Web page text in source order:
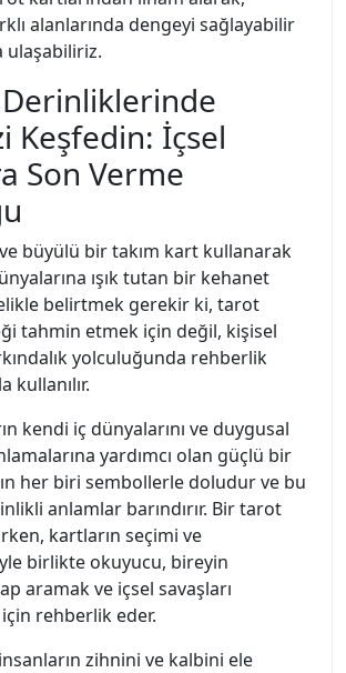
alanlarında dengeyi sağlayabilir
ulaşabiliriz.
Keşfedin: İçsel
Son Verme
büyülü bir takım kart kullanarak
ışık tutan bir kehanet
belirtmek gerekir ki, tarot
tahmin etmek için değil, kişisel
yolculuğunda rehberlik
kullanılır.
kendi iç dünyalarını ve duygusal
yardımcı olan güçlü bir
her biri sembollerle doludur ve bu
anlamlar barındırır. Bir tarot
kartların seçimi ve
birlikte okuyucu, bireyin
aramak ve içsel savaşları
rehberlik eder.
zihnini ve kalbini ele